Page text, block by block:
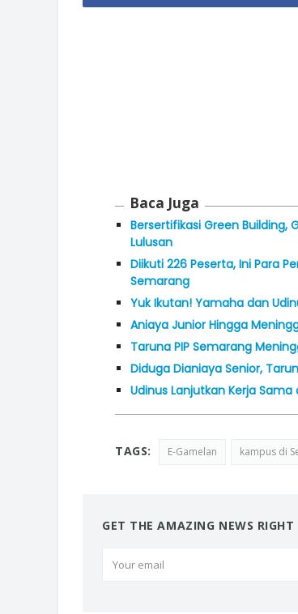
Baca Juga
Bersertifikasi Green Building,
Lulusan
Diikuti 226 Peserta, Ini Para
Semarang
Yuk Ikutan! Yamaha dan
Aniaya Junior Hingga
Taruna PIP Semarang
Diduga Dianiaya Senior,
Udinus Lanjutkan Kerja Sama
TAGS: E-Gamelan kampus di
GET THE AMAZING NEWS